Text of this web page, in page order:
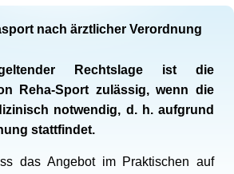
nach ärztlicher Verordnung
Rechtslage ist die
Reha-Sport zulässig, wenn die
notwendig, d. h. aufgrund
stattfindet.
das Angebot im Praktischen auf